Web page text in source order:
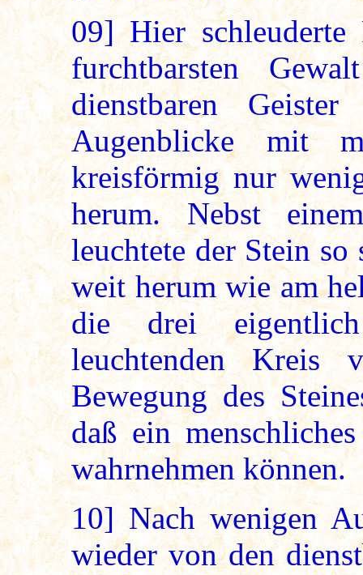
09] Hier schleuderte
furchtbarsten
dienstbaren
Augenblicke mit
kreisförmig nur
herum. Nebst
leuchtete der Stein so
weit herum wie am
die drei
leuchtenden
Bewegung des
daß ein
wahrnehmen können.
10] Nach wenigen
wieder von den